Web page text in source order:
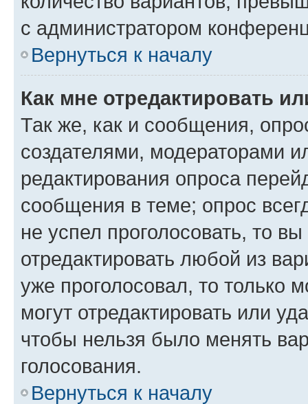
с администратором
Вернуться к началу
Как мне отредактировать
Так же, как и сообщения,
создателями, модераторами
редактирования опроса
сообщения в теме; опрос
не успел проголосовать, то
отредактировать любой из
уже проголосовал, то только
могут отредактировать или
чтобы нельзя было менять
голосования.
Вернуться к началу